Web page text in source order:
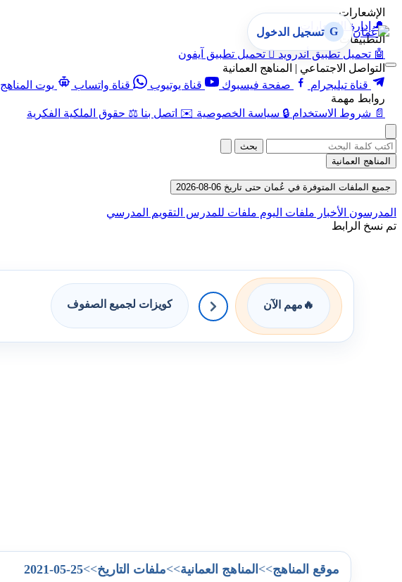
الإشعارات
🔔 إدارة الإشعارات
التطبيقات
🤖 تحميل تطبيق أندرويد  تحميل تطبيق آيفون
التواصل الاجتماعي | المناهج العمانية
قناة تيليجرام
صفحة فيسبوك قناة يوتيوب قناة واتساب
بوت المناهج
روابط مهمة
📄 شروط الاستخدام 🔒 سياسة الخصوصية ✉️ اتصل بنا ⚖️ حقوق الملكية الفكرية
G تسجيل الدخول
بحث
المناهج العمانية
جميع الملفات المتوفرة في عُمان حتى تاريخ 06-08-2026
المدرسون الأخبار ملفات اليوم ملفات للمدرس التقويم المدرسي
تم نسخ الرابط
🔥 مهم الآن كويزات لجميع الصفوف
موقع المناهج>> المناهج العمانية>>ملفات التاريخ>>
2021-05-25